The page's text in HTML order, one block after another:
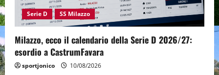
Serie D SS Milazzo
Milazzo, ecco il calendario della Serie D 2026/27:
esordio a CastrumFavara
sportjonico 10/08/2026